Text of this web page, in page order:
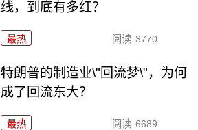
线，到底有多红？
最热 阅读 3770
特朗普的制造业\"回流梦\"，为何
成了回流东大？
最热 阅读 6689